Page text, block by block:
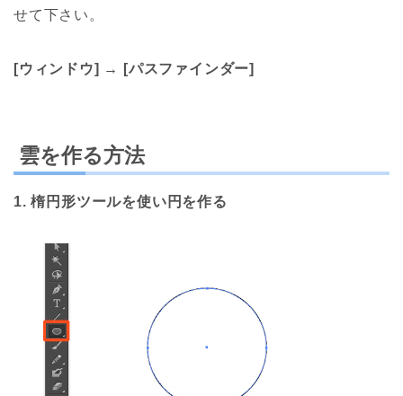
せて下さい。
[ウィンドウ] → [パスファインダー]
雲を作る方法
1. 楕円形ツールを使い円を作る